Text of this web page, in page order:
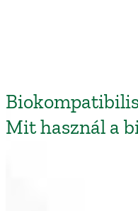
Mit használ a